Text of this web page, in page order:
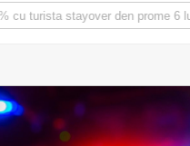
turista stayover den prome 6